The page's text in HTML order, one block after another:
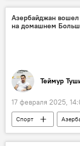
Политика
МИД России
Дональд Трамп
Азербайджан вошел
на домашнем
Теймур
17 февраля 2025,
Спорт
Большой шлем